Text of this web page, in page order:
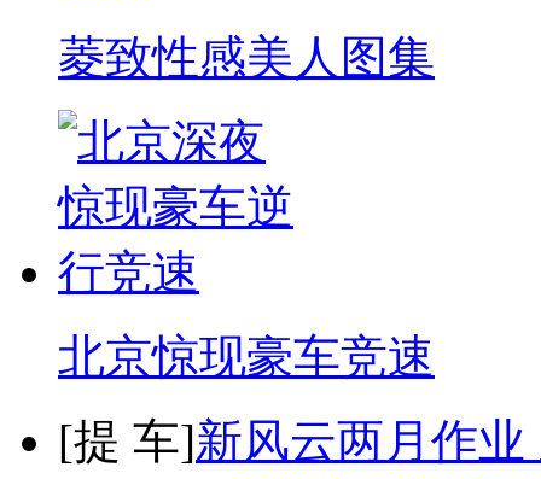
菱致性感美人图集
北京惊现豪车竞速
[提 车]新风云两月作